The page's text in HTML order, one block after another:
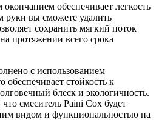
обеспечивает легкость
руки вы сможете удалить
сохранить мягкий поток
протяжении всего срока
с использованием
стойкость к
блеск и экологичность.
смеситель Paini Cox будет
видом и функциональностью на